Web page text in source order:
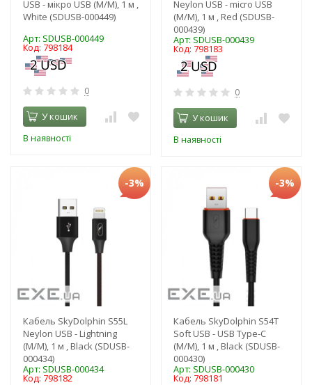
USB - мікро USB (M/M), 1 м ,
White (SDUSB-000449)
Арт: SDUSB-000449
Код: 798184
0
У кошик
В наявності
Neylon USB - micro USB
(M/M), 1 м , Red (SDUSB-
000439)
Арт: SDUSB-000439
Код: 798183
0
У кошик
В наявності
-3%
Кабель SkyDolphin S55L
Neylon USB - Lightning
(M/M), 1 м , Black (SDUSB-
000434)
Арт: SDUSB-000434
Код: 798182
-3%
Кабель SkyDolphin S54T
Soft USB - USB Type-C
(M/M), 1 м , Black (SDUSB-
000430)
Арт: SDUSB-000430
Код: 798181